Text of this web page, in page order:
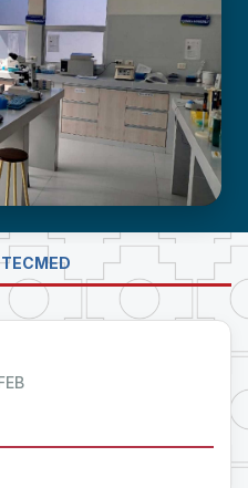
INFANTIL
-
FEB